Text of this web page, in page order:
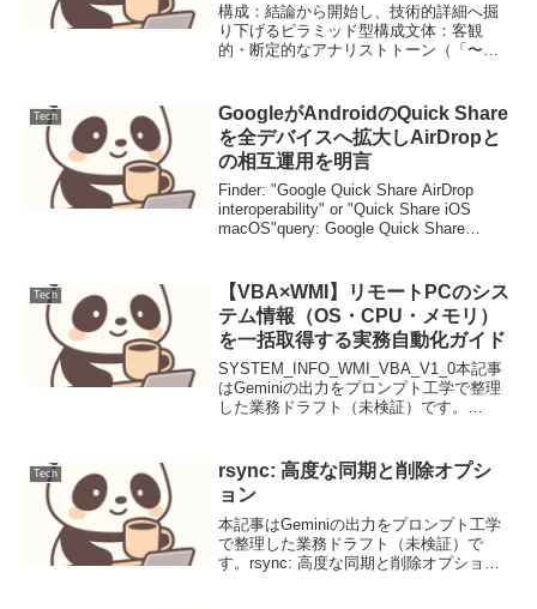
構成：結論から開始し、技術的詳細へ掘
り下げるピラミッド型構成文体：客観
的・断定的なアナリストトーン（「〜と
語には初出時に簡潔な定義を付記視覚：
Mermaidによるプロトコ...
Tech
GoogleがAndroidのQuick Share
を全デバイスへ拡大しAirDropと
の相互運用を明言
Finder: "Google Quick Share AirDrop
interoperability" or "Quick Share iOS
macOS"query: Google Quick Share
Tech
【VBA×WMI】リモートPCのシス
テム情報（OS・CPU・メモリ）
を一括取得する実務自動化ガイド
SYSTEM_INFO_WMI_VBA_V1_0本記事
はGeminiの出力をプロンプト工学で整理
した業務ドラフト（未検証）です。
実務自動化ガイド【背景と目的】...
Tech
rsync: 高度な同期と削除オプシ
ョン
本記事はGeminiの出力をプロンプト工学
で整理した業務ドラフト（未検証）で
す。rsync: 高度な同期と削除オプション